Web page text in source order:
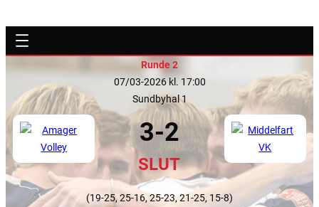
Runde 2
07/03-2026 kl. 17:00
Sundbyhal 1
3-2
SLUT
(19-25, 25-16, 25-23, 21-25, 15-8)